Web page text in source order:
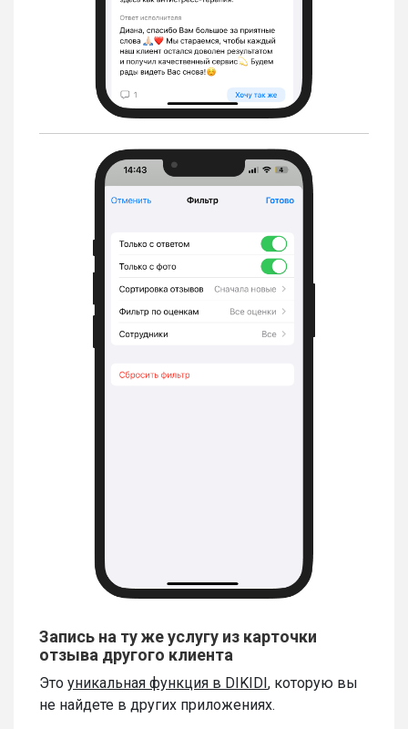
Запись на ту же услугу из карточки
отзыва другого клиента
Это уникальная функция в DIKIDI , которую вы
не найдете в других приложениях.